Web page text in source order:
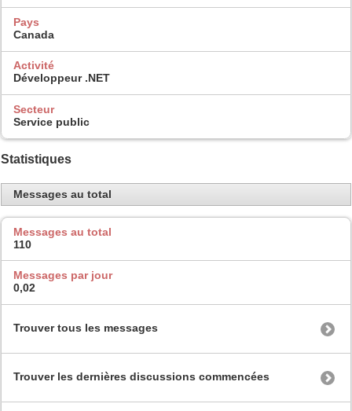
Pays
Canada
Activité
Développeur .NET
Secteur
Service public
Statistiques
Messages au total
Messages au total
110
Messages par jour
0,02
Trouver tous les messages
Trouver les dernières discussions commencées